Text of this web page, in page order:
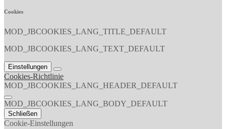
Cookies
MOD_JBCOOKIES_LANG_TITLE_DEFAULT
MOD_JBCOOKIES_LANG_TEXT_DEFAULT
Einstellungen
Cookies-Richtlinie
MOD_JBCOOKIES_LANG_HEADER_DEFAULT
MOD_JBCOOKIES_LANG_BODY_DEFAULT
Schließen
Cookie-Einstellungen